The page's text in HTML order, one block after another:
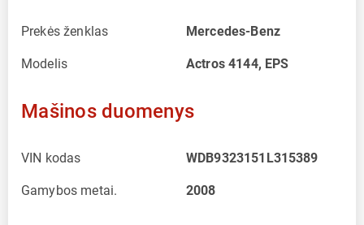
Prekės ženklas Mercedes-Benz
Modelis Actros 4144, EPS
Mašinos duomenys
VIN kodas WDB9323151L315389
Gamybos metai. 2008